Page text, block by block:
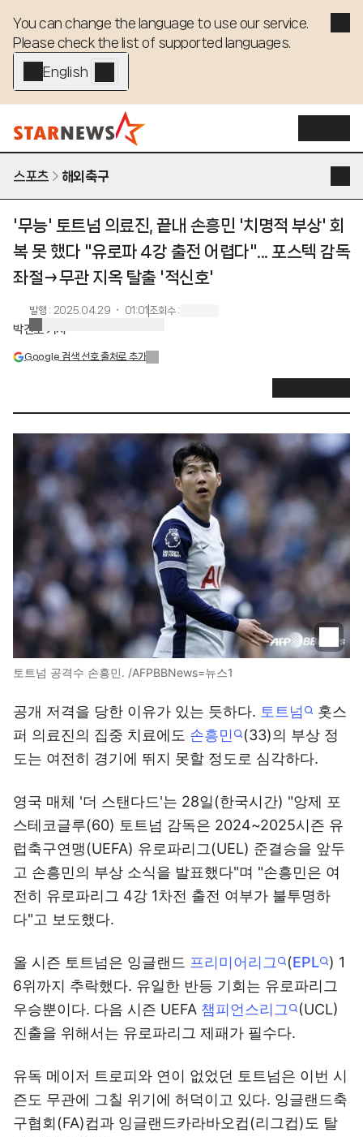
You can change the language to use our service.
Please check the list of supported languages.
English - EN
스포츠 해외축구
'무능' 토트넘 의료진, 끝내 손흥민 '치명적 부상' 회
복 못 했다 "유로파 4강 출전 어렵다"... 포스텍 감독
좌절→무관 지옥 탈출 '적신호'
발행 : 2025.04.29 ・ 01:01 조회수:
박건도 기자
Google 검색 선호 출처로 추가
토트넘 공격수 손흥민. /AFPBBNews=뉴스1
공개 저격을 당한 이유가 있는 듯하다. 토트넘
홋스
퍼 의료진의 집중 치료에도 손흥민
(33)의 부상 정
도는 여전히 경기에 뛰지 못할 정도로 심각하다.
영국 매체 '더 스탠다드'는 28일(한국시간) "앙제 포
스테코글루(60) 토트넘 감독은 2024~2025시즌 유
럽축구연맹(UEFA) 유로파리그(UEL) 준결승을 앞두
고 손흥민의 부상 소식을 발표했다"며 "손흥민은 여
전히 유로파리그 4강 1차전 출전 여부가 불투명하
다"고 보도했다.
올 시즌 토트넘은 잉글랜드 프리미어리그 (EPL
) 1
6위까지 추락했다. 유일한 반등 기회는 유로파리그
우승뿐이다. 다음 시즌 UEFA 챔피언스리그
(UCL)
진출을 위해서는 유로파리그 제패가 필수다.
유독 메이저 트로피와 연이 없었던 토트넘은 이번 시
즌도 무관에 그칠 위기에 허덕이고 있다. 잉글랜드축
구협회(FA)컵과 잉글랜드카라바오컵(리그컵)도 탈